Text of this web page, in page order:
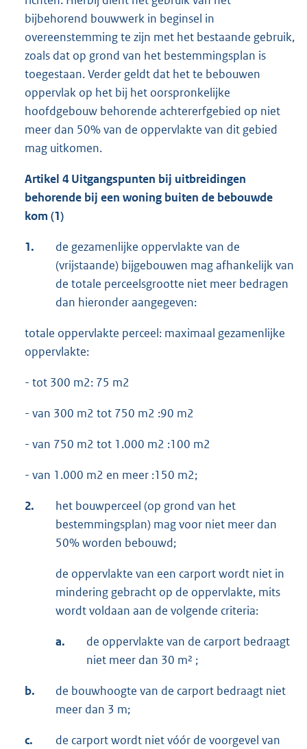
bijbehorend bouwwerk in beginsel in
overeenstemming te zijn met het bestaande gebruik,
zoals dat op grond van het bestemmingsplan is
toegestaan. Verder geldt dat het te bebouwen
oppervlak op het bij het oorspronkelijke
hoofdgebouw behorende achtererfgebied op niet
meer dan 50% van de oppervlakte van dit gebied
mag uitkomen.
Artikel 4 Uitgangspunten bij uitbreidingen
behorende bij een woning buiten de bebouwde
kom (1)
1.
de gezamenlijke oppervlakte van de
(vrijstaande) bijgebouwen mag afhankelijk van
de totale perceelsgrootte niet meer bedragen
dan hieronder aangegeven:
totale oppervlakte perceel: maximaal gezamenlijke
oppervlakte:
- tot 300 m2: 75 m2
- van 300 m2 tot 750 m2 :90 m2
- van 750 m2 tot 1.000 m2 :100 m2
- van 1.000 m2 en meer :150 m2;
2.
het bouwperceel (op grond van het
bestemmingsplan) mag voor niet meer dan
50% worden bebouwd;
de oppervlakte van een carport wordt niet in
mindering gebracht op de oppervlakte, mits
wordt voldaan aan de volgende criteria:
a.
de oppervlakte van de carport bedraagt
niet meer dan 30 m² ;
b.
de bouwhoogte van de carport bedraagt niet
meer dan 3 m;
c.
de carport wordt niet vóór de voorgevel van